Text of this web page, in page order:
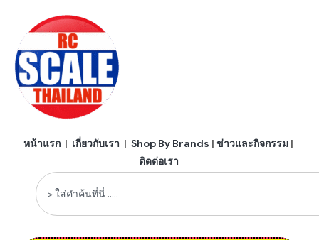
หน้าแรก | เกี่ยวกับเรา | Shop By Brands | ข่าวและกิจกรรม |
ติดต่อเรา